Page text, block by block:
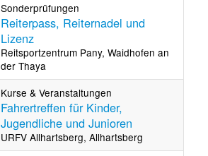
Sonderprüfungen
Reiterpass, Reiternadel und
Lizenz
Reitsportzentrum Pany, Waidhofen an
der Thaya
Kurse & Veranstaltungen
Fahrertreffen für Kinder,
Jugendliche und Junioren
URFV Allhartsberg, Allhartsberg